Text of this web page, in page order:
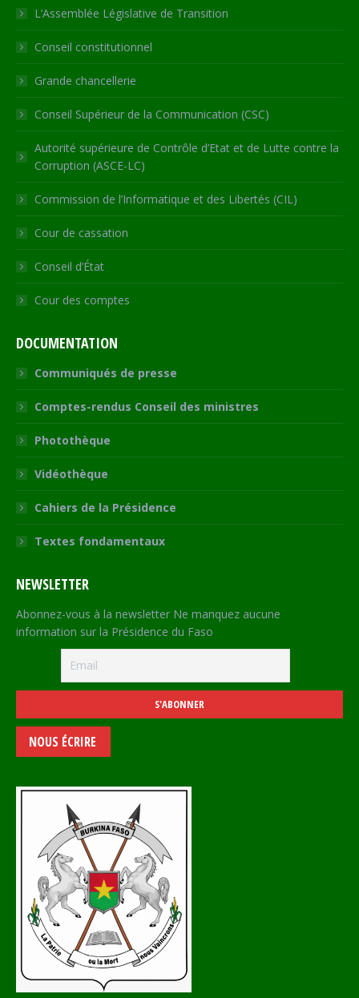
in
new
window
in
new
window
in
new
window
in
new
window
opens
in
new
L’Assemblée Législative de Transition
Conseil constitutionnel
Grande chancellerie
Conseil Supérieur de la Communication (CSC)
Autorité supérieure de Contrôle d’Etat et de Lutte contre la
Corruption (ASCE-LC)
Commission de l’Informatique et des Libertés (CIL)
Cour de cassation
Conseil d’État
Cour des comptes
DOCUMENTATION
Communiqués de presse
Comptes-rendus Conseil des ministres
Photothèque
Vidéothèque
Cahiers de la Présidence
Textes fondamentaux
NEWSLETTER
Abonnez-vous à la newsletter Ne manquez aucune
information sur la Présidence du Faso
NOUS ÉCRIRE